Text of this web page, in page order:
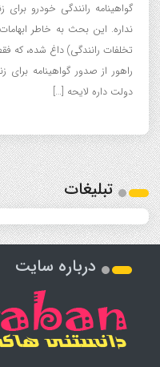
گواهینامه رانندگی خودرو
تخلفات رانندگی) داغ شده، که
راهور از صدور گواهینامه
دولت داره لایحه […]
تبلیغات
درباره سایت